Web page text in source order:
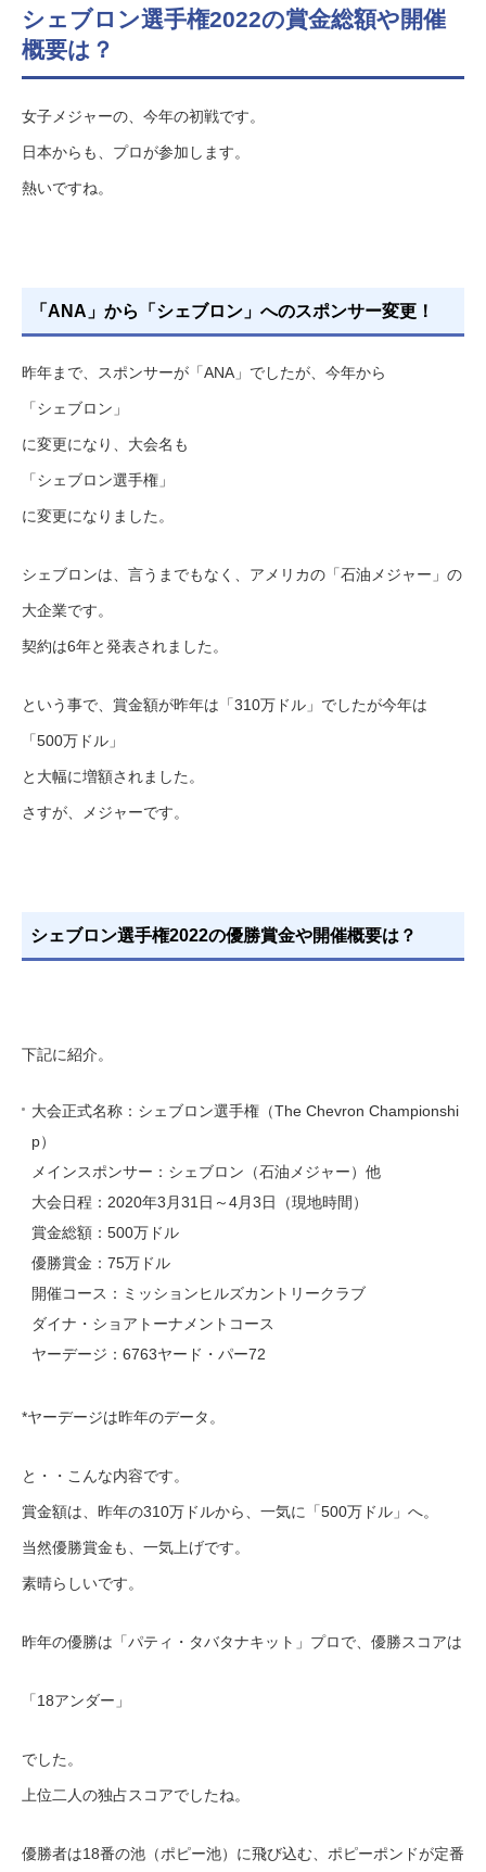
シェブロン選手権2022の賞金総額や開催
概要は？
女子メジャーの、今年の初戦です。
日本からも、プロが参加します。
熱いですね。
「ANA」から「シェブロン」へのスポンサー変更！
昨年まで、スポンサーが「ANA」でしたが、今年から
「シェブロン」
に変更になり、大会名も
「シェブロン選手権」
に変更になりました。
シェブロンは、言うまでもなく、アメリカの「石油メジャー」の
大企業です。
契約は6年と発表されました。
という事で、賞金額が昨年は「310万ドル」でしたが今年は
「500万ドル」
と大幅に増額されました。
さすが、メジャーです。
シェブロン選手権2022の優勝賞金や開催概要は？
下記に紹介。
大会正式名称：シェブロン選手権（The Chevron Championshi
p）
メインスポンサー：シェブロン（石油メジャー）他
大会日程：2020年3月31日～4月3日（現地時間）
賞金総額：500万ドル
優勝賞金：75万ドル
開催コース：ミッションヒルズカントリークラブ
ダイナ・ショアトーナメントコース
ヤーデージ：6763ヤード・パー72
*ヤーデージは昨年のデータ。
と・・こんな内容です。
賞金額は、昨年の310万ドルから、一気に「500万ドル」へ。
当然優勝賞金も、一気上げです。
素晴らしいです。
昨年の優勝は「パティ・タバタナキット」プロで、優勝スコアは
「18アンダー」
でした。
上位二人の独占スコアでしたね。
優勝者は18番の池（ポピー池）に飛び込む、ポピーポンドが定番